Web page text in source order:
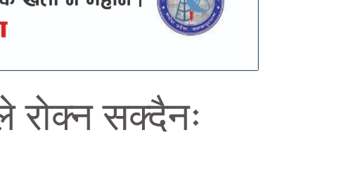
रोक्न सक्दैनः